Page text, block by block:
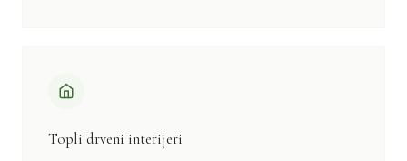
Topli drveni interijeri